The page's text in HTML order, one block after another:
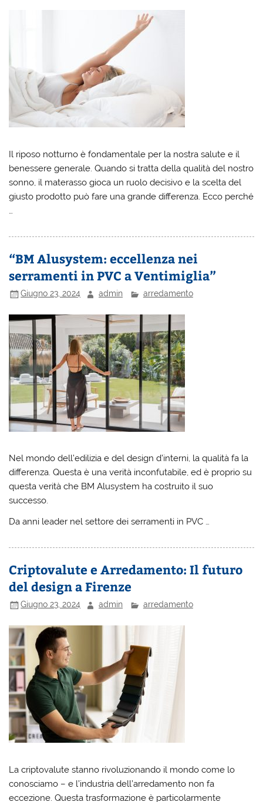
Il riposo notturno è fondamentale per la nostra salute e il
benessere generale. Quando si tratta della qualità del nostro
sonno, il materasso gioca un ruolo decisivo e la scelta del
giusto prodotto può fare una grande differenza. Ecco perché
“BM Alusystem: eccellenza nei
serramenti in PVC a Ventimiglia”
Giugno 23, 2024 admin arredamento
Nel mondo dell’edilizia e del design d’interni, la qualità fa la
differenza. Questa è una verità inconfutabile, ed è proprio su
questa verità che BM Alusystem ha costruito il suo
successo.
Da anni leader nel settore dei serramenti in PVC …
Criptovalute e Arredamento: Il futuro
del design a Firenze
Giugno 23, 2024 admin arredamento
La criptovalute stanno rivoluzionando il mondo come lo
conosciamo – e l’industria dell’arredamento non fa
eccezione. Questa trasformazione è particolarmente